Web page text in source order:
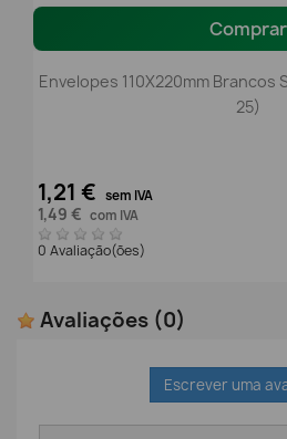
Comprar
Envelopes 110X220mm Brancos
25)
1,21 € sem IVA
1,49 € com IVA
0 Avaliação(ões)
Avaliações (0)
Escrever uma